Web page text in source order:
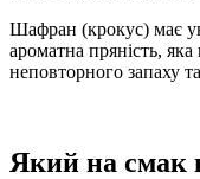
Шафран (крокус) має
ароматна пряність,
неповторного запаху
Який на смак